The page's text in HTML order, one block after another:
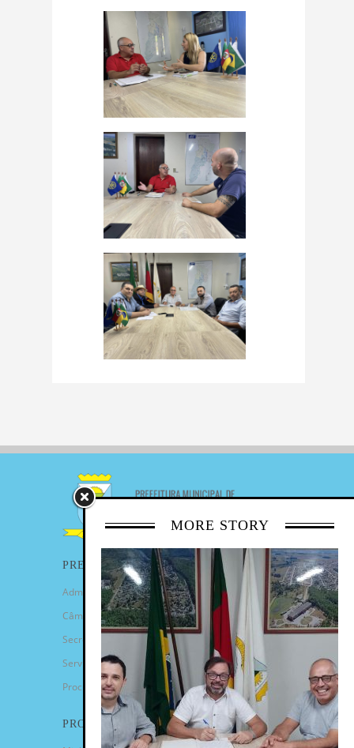
MORE STORY
PREFEITURA
Administração Municipal
Câmara de Vereadores
Secretarias
Serviços
Procuradoria Geral
PROGRAMAS